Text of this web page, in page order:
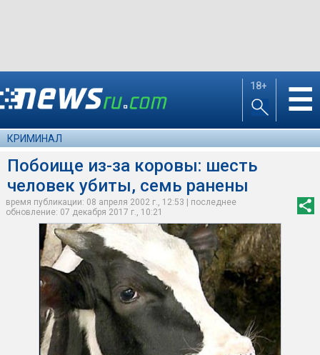
18+ ☰
КРИМИНАЛ
Побоище из-за коровы: шесть
человек убиты, семь ранены
время публикации: 08 апреля 2002 г., 12:53 | последнее
обновление: 07 декабря 2017 г., 10:21